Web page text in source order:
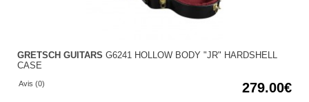
GRETSCH GUITARS G6241 HOLLOW BODY "JR" HARDSHELL
CASE
Avis (0) 279.00